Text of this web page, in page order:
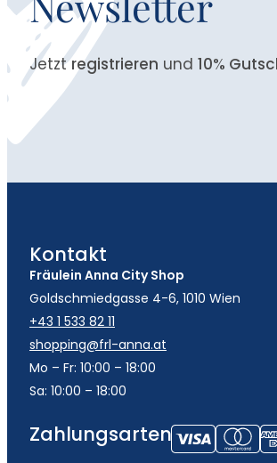
Jetztregistrieren und 10%
Kontakt
Fräulein Anna City Shop
Goldschmiedgasse 4-6, 1010 Wien
+43 1 533 82 11
shopping@frl-anna.at
Mo – Fr: 10:00 – 18:00
Sa: 10:00 – 18:00
Zahlungsarten